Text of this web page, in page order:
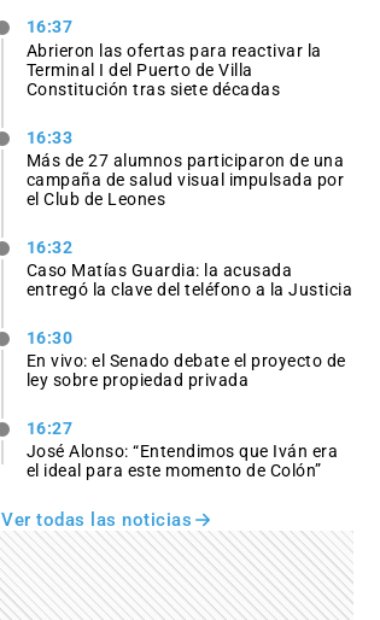
16:37
Abrieron las ofertas para reactivar la
Terminal I del Puerto de Villa
Constitución tras siete décadas
16:33
Más de 27 alumnos participaron de una
campaña de salud visual impulsada por
el Club de Leones
16:32
Caso Matías Guardia: la acusada
entregó la clave del teléfono a la Justicia
16:30
En vivo: el Senado debate el proyecto de
ley sobre propiedad privada
16:27
José Alonso: “Entendimos que Iván era
el ideal para este momento de Colón”
Ver todas las noticias